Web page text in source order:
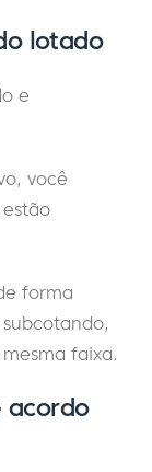
lotado
e
você
forma
faixa.
acordo